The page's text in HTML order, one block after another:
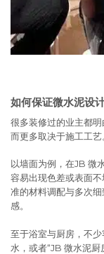
如何保证微水泥设
很多装修过的业主都
而更多取决于施工工艺
以墙面为例，在JB 微
容易出现色差或表面
准的材料调配与多次
感。
至于浴室与厨房，不
水，或者“JB 微水泥